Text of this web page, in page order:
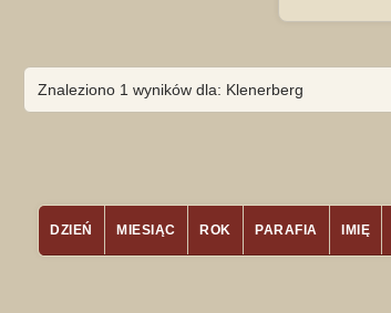
Znaleziono 1 wyników dla: Klenerberg
DZIEŃ MIESIĄC ROK PARAFIA IMIĘ